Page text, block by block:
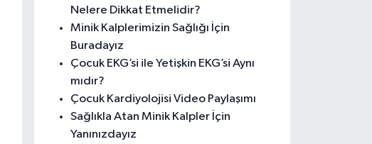
Nelere Dikkat Etmelidir?
Minik Kalplerimizin Sağlığı İçin
Buradayız
Çocuk EKG’si ile Yetişkin EKG’si Aynı
mıdır?
Çocuk Kardiyolojisi Video Paylaşımı
Sağlıkla Atan Minik Kalpler İçin
Yanınızdayız